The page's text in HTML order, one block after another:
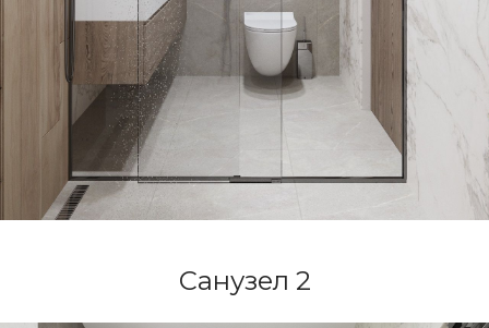
Санузел 2
Получение рекламных
и информационных рассылок